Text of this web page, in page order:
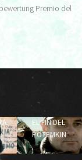
Premio del
EL FIN DEL
POTEMKIN